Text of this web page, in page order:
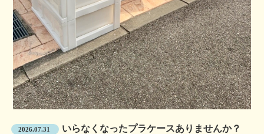
2026.07.31 いらなくなったプラケースありませんか？